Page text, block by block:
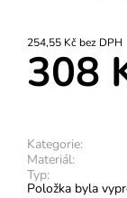
254,55 Kč bez DPH
308
Kategorie:
Materiál:
Typ:
Položka byla